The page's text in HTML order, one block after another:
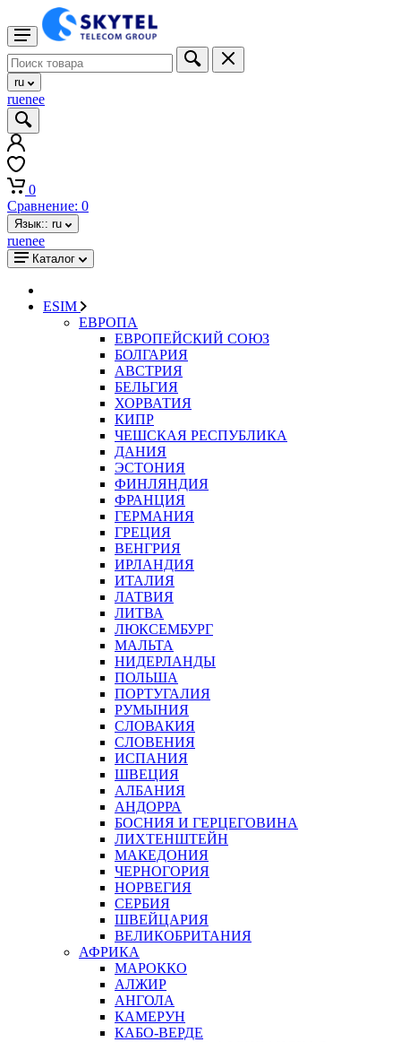
ru
ruenee
0
Сравнение: 0
Язык:: ru
ruenee
Каталог
ESIM
ЕВРОПА
ЕВРОПЕЙСКИЙ СОЮЗ
БОЛГАРИЯ
АВСТРИЯ
БЕЛЬГИЯ
ХОРВАТИЯ
КИПР
ЧЕШСКАЯ РЕСПУБЛИКА
ДАНИЯ
ЭСТОНИЯ
ФИНЛЯНДИЯ
ФРАНЦИЯ
ГЕРМАНИЯ
ГРЕЦИЯ
ВЕНГРИЯ
ИРЛАНДИЯ
ИТАЛИЯ
ЛАТВИЯ
ЛИТВА
ЛЮКСЕМБУРГ
МАЛЬТА
НИДЕРЛАНДЫ
ПОЛЬША
ПОРТУГАЛИЯ
РУМЫНИЯ
СЛОВАКИЯ
СЛОВЕНИЯ
ИСПАНИЯ
ШВЕЦИЯ
АЛБАНИЯ
АНДОРРА
БОСНИЯ И ГЕРЦЕГОВИНА
ЛИХТЕНШТЕЙН
МАКЕДОНИЯ
ЧЕРНОГОРИЯ
НОРВЕГИЯ
СЕРБИЯ
ШВЕЙЦАРИЯ
ВЕЛИКОБРИТАНИЯ
АФРИКА
МАРОККО
АЛЖИР
АНГОЛА
КАМЕРУН
КАБО-ВЕРДЕ